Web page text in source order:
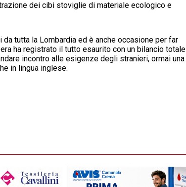
dei cibi stoviglie di materiale ecologico e
tutta la Lombardia ed è anche occasione per far
ha registrato il tutto esaurito con un bilancio totale
incontro alle esigenze degli stranieri, ormai una
in lingua inglese.